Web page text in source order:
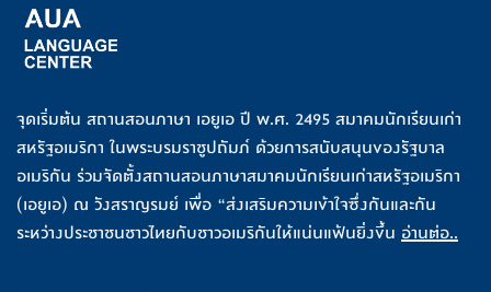
จุดเริ่มต้น สถานสอนภาษา เอยูเอ ปี พ.ศ. 2495 สมาคมนักเรียนเก่า
สหรัฐอเมริกา ในพระบรมราชูปถัมภ์ ด้วยการสนับสนุนของรัฐบาล
อเมริกัน ร่วมจัดตั้งสถานสอนภาษาสมาคมนักเรียนเก่าสหรัฐอเมริกา
(เอยูเอ) ณ วังสราญรมย์ เพื่อ “ส่งเสริมความเข้าใจซึ่งกันและกัน
ระหว่างประชาชนชาวไทยกับชาวอเมริกันให้แน่นแฟ้นยิ่งขึ้น อ่านต่อ..